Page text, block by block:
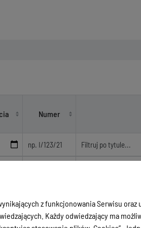
Numer
z funkcjonowania Serwisu
Każdy odwiedzający ma